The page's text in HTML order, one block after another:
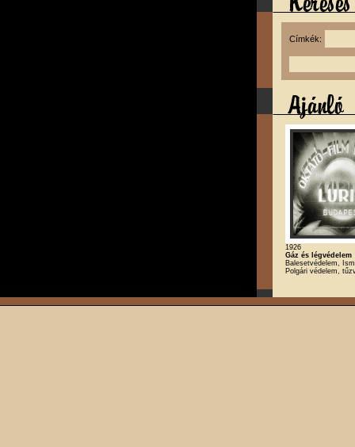
Címkék:
1926
Gáz és légvédelem
Balesetvédelem,
Polgári védelem,